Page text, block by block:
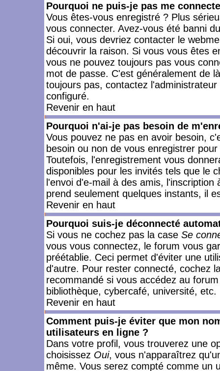
Pourquoi ne puis-je pas me
Vous êtes-vous enregistré ? Plus
vous connecter. Avez-vous été banni
Si oui, vous devriez contacter le
découvrir la raison. Si vous vous êtes
vous ne pouvez toujours pas vous
mot de passe. C'est généralement de
toujours pas, contactez
configuré.
Revenir en haut
Pourquoi n'ai-je pas besoin de
Vous pouvez ne pas en avoir besoin,
besoin ou non de vous enregistrer
Toutefois, l'enregistrement vous
disponibles pour les invités tels que le
l'envoi d'e-mail à des amis,
prend seulement quelques instants, il
Revenir en haut
Pourquoi suis-je déconnecté
Si vous ne cochez pas la case Se
vous vous connectez, le forum vous
préétablie. Ceci permet d'éviter une
d'autre. Pour rester connecté, cochez
recommandé si vous accédez au
bibliothèque, cybercafé, université, etc.
Revenir en haut
Comment puis-je éviter que mon
utilisateurs en ligne ?
Dans votre profil, vous trouverez une
choisissez Oui, vous n'apparaîtrez
même. Vous serez compté comme un